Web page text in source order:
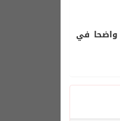
واضحا في